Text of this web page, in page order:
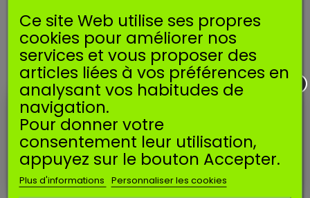
(2 avis)
Imprimer
1,90 €TTC
Quantité
EN SAVOIR PLUS
Joint d'admission pour machines HUSQVARNA
Correspond à la référence 501806803 / 5018068-03.
Ce site Web utilise ses propres
cookies pour améliorer nos
services et vous proposer des
articles liées à vos préférences en
analysant vos habitudes de
navigation.
Pour donner votre
consentement leur utilisation,
appuyez sur le bouton Accepter.
Plus d'informations Personnaliser les cookies